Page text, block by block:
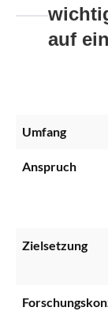
auf
Umfang
Anspruch
Zielsetzung